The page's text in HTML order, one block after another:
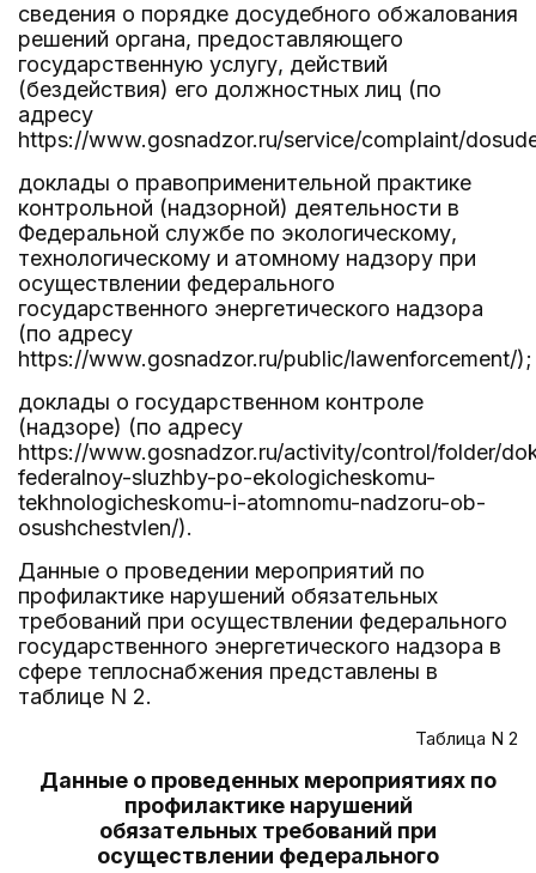
сведения о порядке досудебного обжалования
решений органа, предоставляющего
государственную услугу, действий
(бездействия) его должностных лиц (по
адресу
https://www.gosnadzor.ru/service/complaint/
доклады о правоприменительной практике
контрольной (надзорной) деятельности в
Федеральной службе по экологическому,
технологическому и атомному надзору при
осуществлении федерального
государственного энергетического надзора
(по адресу
https://www.gosnadzor.ru/public/lawenforcement/);
доклады о государственном контроле
(надзоре) (по адресу
https://www.gosnadzor.ru/activity/control/folder/
federalnoy-sluzhby-po-ekologicheskomu-
tekhnologicheskomu-i-atomnomu-nadzoru-ob-
osushchestvlen/).
Данные о проведении мероприятий по
профилактике нарушений обязательных
требований при осуществлении федерального
государственного энергетического надзора в
сфере теплоснабжения представлены в
таблице N 2.
Таблица N 2
Данные о проведенных мероприятиях по
профилактике нарушений
обязательных требований при
осуществлении федерального